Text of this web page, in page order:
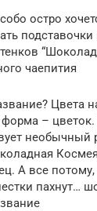
остро
чаепития
Цвета
–
необычный
А все потому,
пахнут…